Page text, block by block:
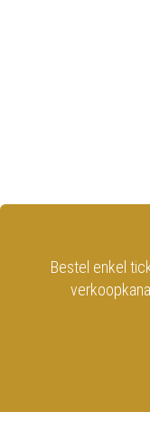
Bestel enkel